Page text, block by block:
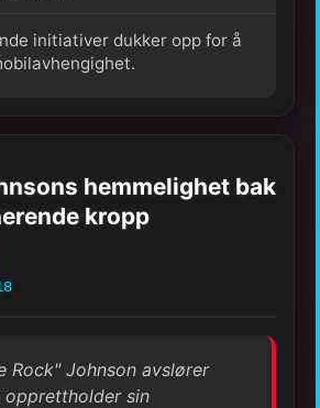
initiativer dukker opp for å
hemmelighet bak
kropp
Rock" Johnson avslører
opprettholder sin